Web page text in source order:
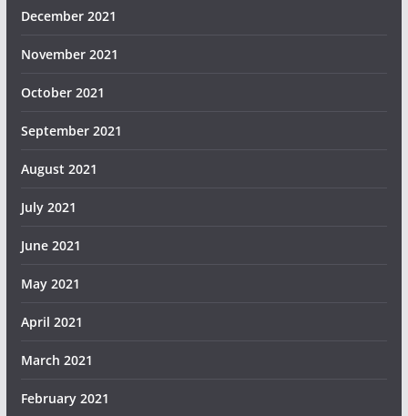
December 2021
November 2021
October 2021
September 2021
August 2021
July 2021
June 2021
May 2021
April 2021
March 2021
February 2021